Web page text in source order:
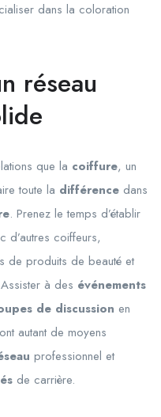
dans la coloration
réseau
que la coiffure, un
toute la différence dans
. Prenez le temps d’établir
d’autres coiffeurs,
de produits de beauté et
à des événements
de discussion en
autant de moyens
professionnel et
de carrière.